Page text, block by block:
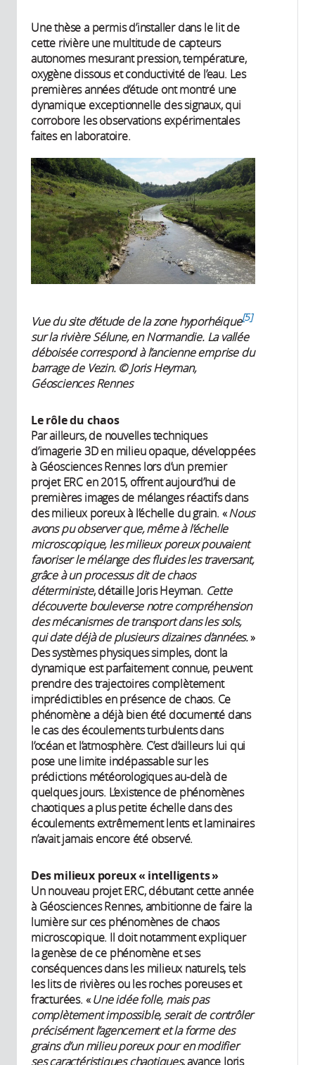
Une thèse a permis d’installer dans le lit de
cette rivière une multitude de capteurs
autonomes mesurant pression, température,
oxygène dissous et conductivité de l’eau. Les
premières années d’étude ont montré une
dynamique exceptionnelle des signaux, qui
corrobore les observations expérimentales
faites en laboratoire.
Vue du site d’étude de la zone hyporhéique 5
sur la rivière Sélune, en Normandie. La vallée
déboisée correspond à l’ancienne emprise du
barrage de Vezin. © Joris Heyman,
Géosciences Rennes
Le rôle du chaos
Par ailleurs, de nouvelles techniques
d’imagerie 3D en milieu opaque, développées
à Géosciences Rennes lors d’un premier
projet ERC en 2015, offrent aujourd’hui de
premières images de mélanges réactifs dans
des milieux poreux à l’échelle du grain. «Nous
avons pu observer que, même à l’échelle
microscopique, les milieux poreux pouvaient
favoriser le mélange des fluides les traversant,
grâce à un processus dit de chaos
déterministe, détaille Joris Heyman. Cette
découverte bouleverse notre compréhension
des mécanismes de transport dans les sols,
qui date déjà de plusieurs dizaines d’années.»
Des systèmes physiques simples, dont la
dynamique est parfaitement connue, peuvent
prendre des trajectoires complètement
imprédictibles en présence de chaos. Ce
phénomène a déjà bien été documenté dans
le cas des écoulements turbulents dans
l’océan et l’atmosphère. C’est d’ailleurs lui qui
pose une limite indépassable sur les
prédictions météorologiques au-delà de
quelques jours. L’existence de phénomènes
chaotiques a plus petite échelle dans des
écoulements extrêmement lents et laminaires
n’avait jamais encore été observé.
Des milieux poreux « intelligents »
Un nouveau projet ERC, débutant cette année
à Géosciences Rennes, ambitionne de faire la
lumière sur ces phénomènes de chaos
microscopique. Il doit notamment expliquer
la genèse de ce phénomène et ses
conséquences dans les milieux naturels, tels
les lits de rivières ou les roches poreuses et
fracturées. «Une idée folle, mais pas
complètement impossible, serait de contrôler
précisément l’agencement et la forme des
grains d’un milieu poreux pour en modifier
ses caractéristiques chaotiques, avance Joris